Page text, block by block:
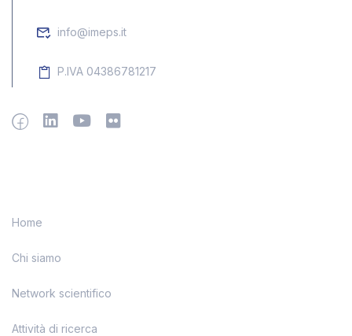
info@imeps.it
P.IVA 04386781217
Home
Chi siamo
Network scientifico
Attività di ricerca